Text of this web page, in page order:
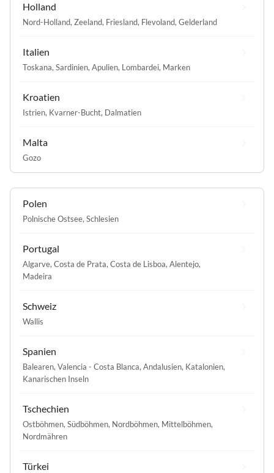
Holland
Nord-Holland, Zeeland, Friesland, Flevoland, Gelderland
Italien
Toskana, Sardinien, Apulien, Lombardei, Marken
Kroatien
Istrien, Kvarner-Bucht, Dalmatien
Malta
Gozo
Polen
Polnische Ostsee, Schlesien
Portugal
Algarve, Costa de Prata, Costa de Lisboa, Alentejo,
Madeira
Schweiz
Wallis
Spanien
Balearen, Valencia - Costa Blanca, Andalusien, Katalonien,
Kanarischen Inseln
Tschechien
Ostböhmen, Südböhmen, Nordböhmen, Mittelböhmen,
Nordmähren
Türkei